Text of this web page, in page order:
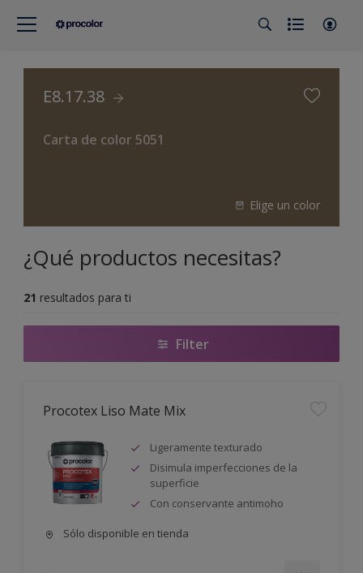
E8.17.38
Carta de color 5051
Elige un color
¿Qué productos necesitas?
21 resultados para ti
Filter
Procotex Liso Mate Mix
Ligeramente texturado
Disimula imperfecciones de la
superficie
Con conservante antimoho
Sólo disponible en tienda